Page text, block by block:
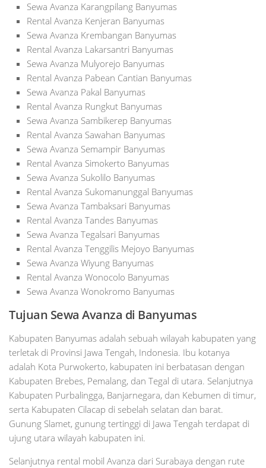
Sewa Avanza Karangpilang Banyumas
Rental Avanza Kenjeran Banyumas
Sewa Avanza Krembangan Banyumas
Rental Avanza Lakarsantri Banyumas
Sewa Avanza Mulyorejo Banyumas
Rental Avanza Pabean Cantian Banyumas
Sewa Avanza Pakal Banyumas
Rental Avanza Rungkut Banyumas
Sewa Avanza Sambikerep Banyumas
Rental Avanza Sawahan Banyumas
Sewa Avanza Semampir Banyumas
Rental Avanza Simokerto Banyumas
Sewa Avanza Sukolilo Banyumas
Rental Avanza Sukomanunggal Banyumas
Sewa Avanza Tambaksari Banyumas
Rental Avanza Tandes Banyumas
Sewa Avanza Tegalsari Banyumas
Rental Avanza Tenggilis Mejoyo Banyumas
Sewa Avanza Wiyung Banyumas
Rental Avanza Wonocolo Banyumas
Sewa Avanza Wonokromo Banyumas
Tujuan Sewa Avanza di Banyumas
Kabupaten Banyumas adalah sebuah wilayah kabupaten yang
terletak di Provinsi Jawa Tengah, Indonesia. Ibu kotanya
adalah Kota Purwokerto, kabupaten ini berbatasan dengan
Kabupaten Brebes, Pemalang, dan Tegal di utara. Selanjutnya
Kabupaten Purbalingga, Banjarnegara, dan Kebumen di timur,
serta Kabupaten Cilacap di sebelah selatan dan barat.
Gunung Slamet, gunung tertinggi di Jawa Tengah terdapat di
ujung utara wilayah kabupaten ini.
Selanjutnya rental mobil Avanza dari Surabaya dengan rute